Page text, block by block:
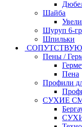
Шайба
Шуруп 6-
Шпильки
Пены /
Пена
Профили
СУХИЕ